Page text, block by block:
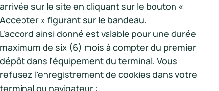
arrivée sur le site en cliquant sur le bouton «
Accepter » figurant sur le bandeau.
L'accord ainsi donné est valable pour une durée
maximum de six (6) mois à compter du premier
dépôt dans l'équipement du terminal. Vous
refusez l'enregistrement de cookies dans votre
terminal ou navigateur :